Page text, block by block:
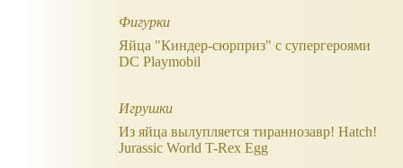
Фигурки
Яйца "Киндер-сюрприз" с супергероями
DC Playmobil
Игрушки
Из яйца вылупляется тираннозавр! Hatch!
Jurassic World T-Rex Egg